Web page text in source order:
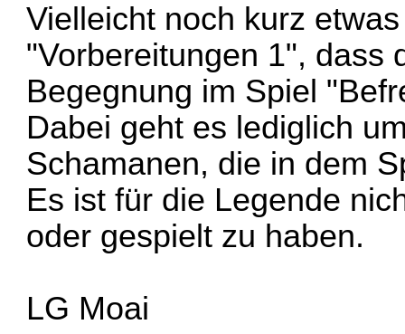
Vielleicht noch kurz
"Vorbereitungen 1", dass
Begegnung im Spiel
Dabei geht es lediglich
Schamanen, die in dem
Es ist für die Legende
oder gespielt zu haben.
LG Moai